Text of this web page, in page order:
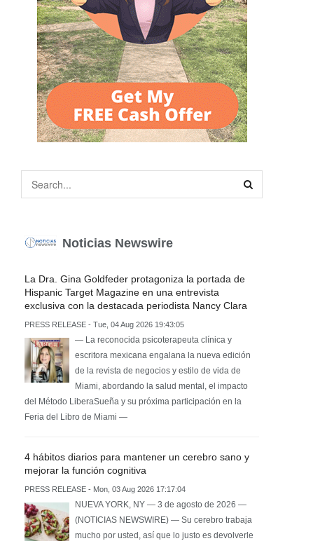
Noticias Newswire
La Dra. Gina Goldfeder protagoniza la portada de
Hispanic Target Magazine en una entrevista
exclusiva con la destacada periodista Nancy Clara
PRESS RELEASE - Tue, 04 Aug 2026 19:43:05
— La reconocida psicoterapeuta clínica y
escritora mexicana engalana la nueva edición
de la revista de negocios y estilo de vida de
Miami, abordando la salud mental, el impacto
del Método LiberaSueña y su próxima participación en la
Feria del Libro de Miami —
4 hábitos diarios para mantener un cerebro sano y
mejorar la función cognitiva
PRESS RELEASE - Mon, 03 Aug 2026 17:17:04
NUEVA YORK, NY — 3 de agosto de 2026 —
(NOTICIAS NEWSWIRE) — Su cerebro trabaja
mucho por usted, así que lo justo es devolverle